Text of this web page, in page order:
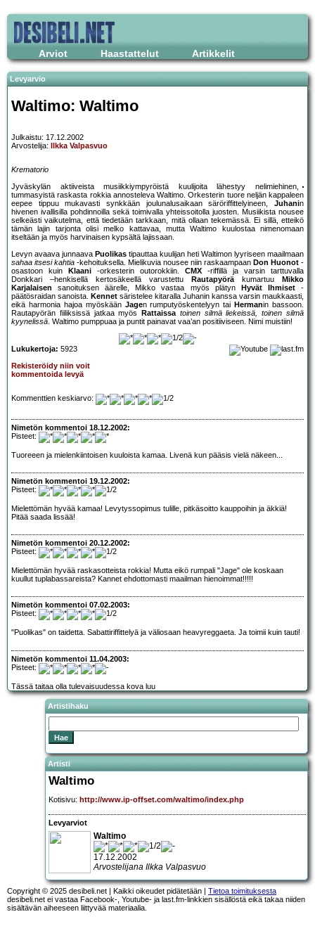
Arviot Haastattelut Artikkelit
Levyarvio
Waltimo: Waltimo
Julkaistu: 17.12.2002
Arvostelija:
Ilkka Valpasvuo
Krematorio
Jyväskylän aktiiveista musiikkiympyröistä kuulijoita lähestyy nelimiehinen,
tummasyistä raskasta rokkia annosteleva Waltimo. Orkesterin tuore neljän kappaleen
eepee tippuu mukavasti synkkään joulunalusaikaan säröriffittelyineen, Juhanin
hivenen ivallisilla pohdinnoilla sekä toimivalla yhteissoitolla juosten. Musiikista nousee
selkeästi vaikutelma, että tiedetään tarkkaan, mitä ollaan tekemässä. Ei sillä, etteikö
tämän lajin tarjonta olisi melko kattavaa, mutta Waltimo kuulostaa nimenomaan
itseltään ja myös harvinaisen kypsältä lajissaan.
Levyn avaava junnaava Puolikas tipauttaa kuulijan heti Waltimon lyyriseen maailmaan
sahaa itsesi kahtia -kehoituksella. Mielikuvia nousee niin raskaampaan Don Huonot -
osastoon kuin
Klaani -orkesterin outorokkiin. CMX -riffillä ja varsin tarttuvalla
Donkkari –henkisellä kertosäkeellä varustettu
Rautapyöräkumartuu
Mikko
Karjalaisen sanoituksen äärelle, Mikko vastaa myös plätyn Hyvät Ihmiset-
päätösraidan sanoista. Kennet säristelee kitaralla Juhanin kanssa varsin maukkaasti,
eikä harmonia hajoa myöskään Jagen rumputyöskentelyyn tai Hermanin bassoon.
Rautapyörän fiiliksissä jatkaa myös
Rattaissa toinen silmä liekeissä, toinen silmä
kyynelissä. Waltimo pumppuaa ja puntit painavat vaa’an positiiviseen. Nimi muistiin!
Lukukertoja: 5923
Rekisteröidy niin voit
kommentoida levyä
Kommenttien keskiarvo:
Nimetön kommentoi 18.12.2002:
Pisteet:
Tuoreeen ja mielenkiintoisen kuuloista kamaa. Livenä kun pääsis vielä näkeen...
Nimetön kommentoi 19.12.2002:
Pisteet:
Mielettömän hyvää kamaa! Levytyssopimus tulille, pitkäsoitto kauppoihin ja äkkiä!
Pitää saada lissää!
Nimetön kommentoi 20.12.2002:
Pisteet:
Mielettömän hyvää raskasotteista rokkia! Mutta eikö rumpali "Jage" ole koskaan
kuullut tuplabassareista? Kannet ehdottomasti maailman hienoimmat!!!!!
Nimetön kommentoi 07.02.2003:
Pisteet:
"Puolikas" on taidetta. Sabattiriffittelyä ja väliosaan heavyreggaeta. Ja toimii kuin tauti!
Nimetön kommentoi 11.04.2003:
Pisteet:
Tässä taitaa olla tulevaisuudessa kova luu
Artistihaku
Artisti
Waltimo
Kotisivu: http://www.ip-offset.com/waltimo/index.php
Levyarviot
Waltimo
17.12.2002
Arvostelijana Ilkka Valpasvuo
Copyright © 2025 desibeli.net | Kaikki oikeudet pidätetään | Tietoa toimituksesta
desibeli.net ei vastaa Facebook-, Youtube- ja last.fm-linkkien sisällöstä eikä takaa niiden
sisältävän aiheeseen liittyvää materiaalia.